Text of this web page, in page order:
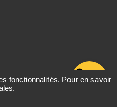
fonctionnalités. Pour en savoir